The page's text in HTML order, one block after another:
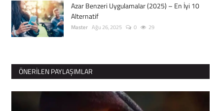
Azar Benzeri Uygulamalar (2025) – En İyi 10
Alternatif
Master Ağu 26, 2025 0 29
ÖNERILEN PAYLAŞIMLAR